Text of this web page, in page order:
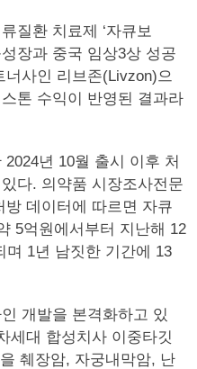
질환 치료제 ‘자큐보
장과 중국 임상3상 성공
사인 리브존(Livzon)으
톤 수익이 반영된 결과라
년 10월 출시 이후 처
다. 의약품 시장조사전문
데이터에 따르면 자큐
5억원에서부터 지난해 12
며 1년 남짓한 기간에 13
개발을 본격화하고 있
세대 합성치사 이중타깃
췌장암, 자궁내막암, 난